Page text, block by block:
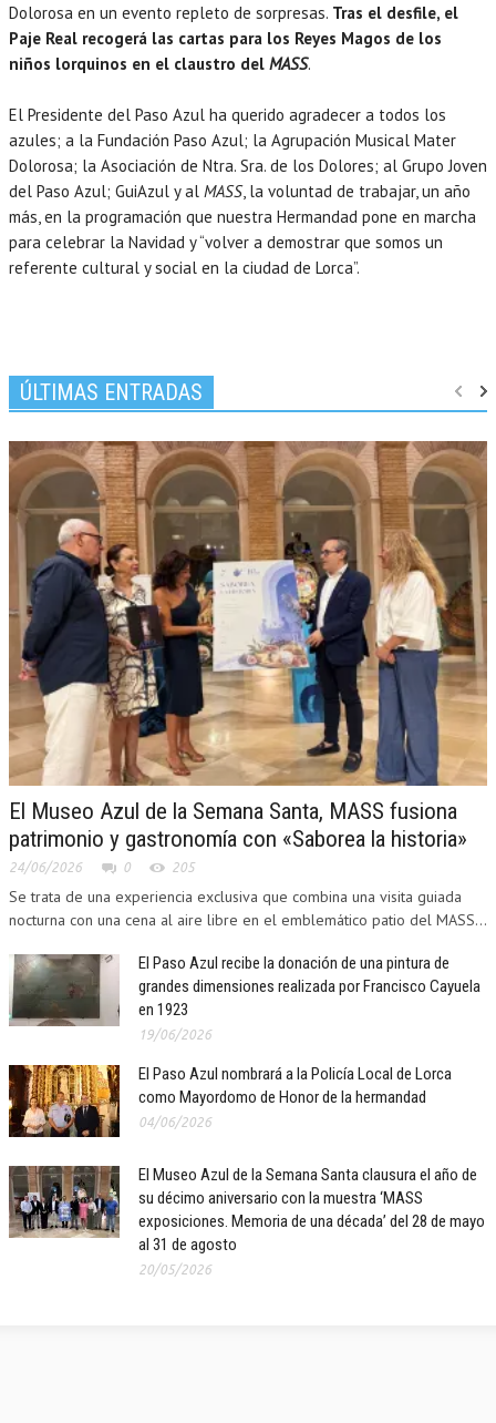
Dolorosa en un evento repleto de sorpresas. Tras el desfile, el
Paje Real recogerá las cartas para los Reyes Magos de los
niños lorquinos en el claustro del MASS.
El Presidente del Paso Azul ha querido agradecer a todos los
azules; a la Fundación Paso Azul; la Agrupación Musical Mater
Dolorosa; la Asociación de Ntra. Sra. de los Dolores; al Grupo Joven
del Paso Azul; GuiAzul y al MASS, la voluntad de trabajar, un año
más, en la programación que nuestra Hermandad pone en marcha
para celebrar la Navidad y “volver a demostrar que somos un
referente cultural y social en la ciudad de Lorca”.
ÚLTIMAS ENTRADAS
El Museo Azul de la Semana Santa, MASS fusiona
patrimonio y gastronomía con «Saborea la historia»
24/06/2026 0 205
Se trata de una experiencia exclusiva que combina una visita guiada
nocturna con una cena al aire libre en el emblemático patio del MASS...
El Paso Azul recibe la donación de una pintura de
grandes dimensiones realizada por Francisco Cayuela
en 1923
19/06/2026
El Paso Azul nombrará a la Policía Local de Lorca
como Mayordomo de Honor de la hermandad
04/06/2026
El Museo Azul de la Semana Santa clausura el año de
su décimo aniversario con la muestra ‘MASS
exposiciones. Memoria de una década’ del 28 de mayo
al 31 de agosto
20/05/2026